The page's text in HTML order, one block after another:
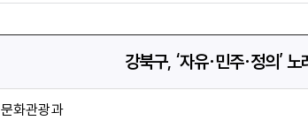
강북구, ‘자유·민주·정의’
문화관광과